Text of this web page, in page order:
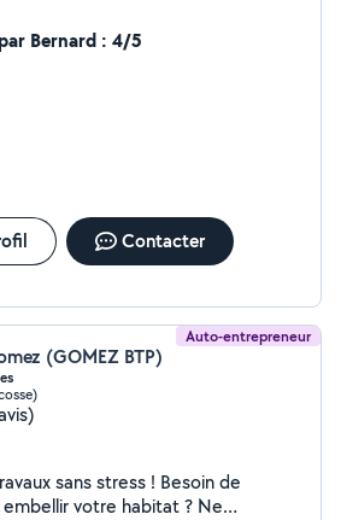
Bernard : 4/5
Contacter
Auto-entrepreneur
(GOMEZ BTP)
sans stress ! Besoin de
votre habitat ? Ne